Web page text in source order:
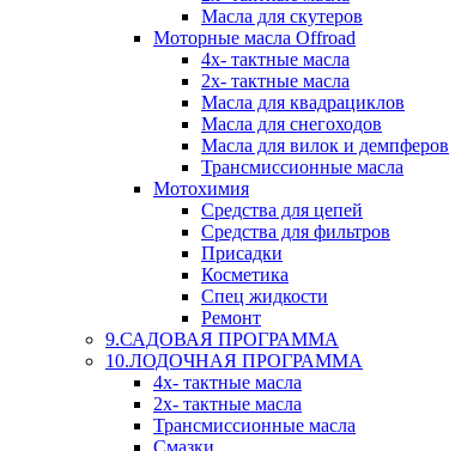
Масла для скутеров
Моторные масла Offroad
4х- тактные масла
2х- тактные масла
Масла для квадрациклов
Масла для снегоходов
Масла для вилок и демпферов
Трансмиссионные масла
Мотохимия
Средства для цепей
Средства для фильтров
Присадки
Косметика
Спец жидкости
Ремонт
9.САДОВАЯ ПРОГРАММА
10.ЛОДОЧНАЯ ПРОГРАММА
4х- тактные масла
2х- тактные масла
Трансмиссионные масла
Смазки